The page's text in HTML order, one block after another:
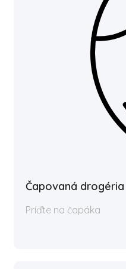
Čapovaná drogéria
Príďte na čapáka